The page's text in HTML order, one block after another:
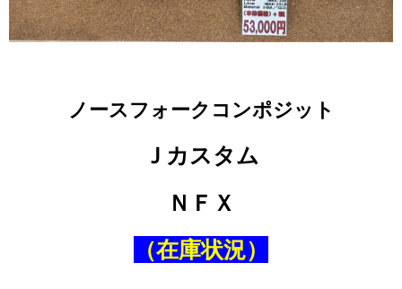
ノースフォークコンポジット
Ｊカスタム
ＮＦＸ
（在庫状況）